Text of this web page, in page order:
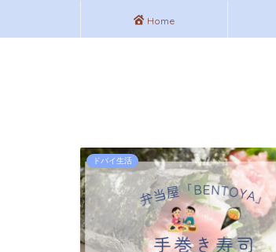
Home
ドバイ生活